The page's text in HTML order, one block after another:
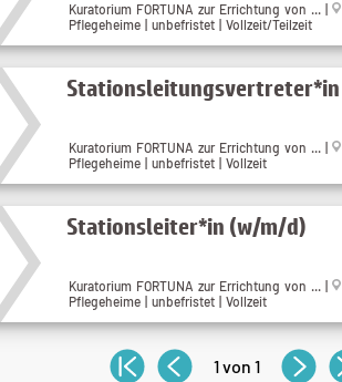
Kuratorium FORTUNA zur Errichtung von ... |
Pflegeheime | unbefristet | Vollzeit/Teilzeit
Kuratorium FORTUNA zur Errichtung von ... |
Pflegeheime | unbefristet | Vollzeit
Stationsleiter*in (w/m/d)
Kuratorium FORTUNA zur Errichtung von ... |
Pflegeheime | unbefristet | Vollzeit
1 von 1